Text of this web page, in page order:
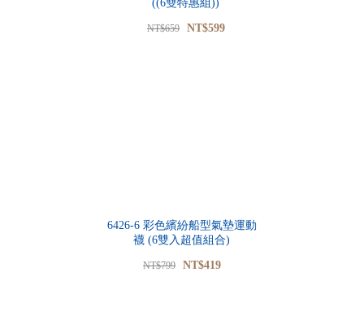
((6雙特惠組))
NT$659 NT$599
6426-6 彩色繽紛船型氣墊運動
襪 (6雙入超值組合)
NT$799 NT$419